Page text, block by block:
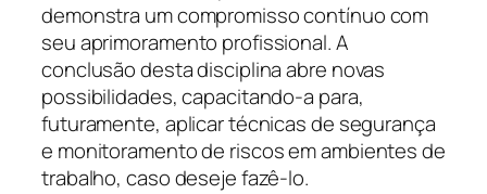
demonstra um compromisso contínuo com
seu aprimoramento profissional. A
conclusão desta disciplina abre novas
possibilidades, capacitando-a para,
futuramente, aplicar técnicas de segurança
e monitoramento de riscos em ambientes de
trabalho, caso deseje fazê-lo.